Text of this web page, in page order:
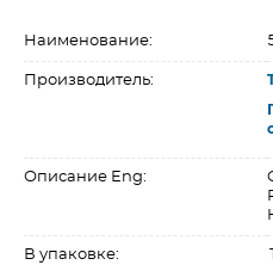
Наименование:
Производитель:
Описание Eng:
В упаковке: